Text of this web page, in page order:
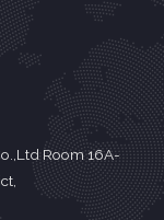
Room 16A-